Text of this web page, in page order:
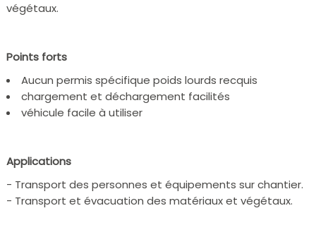
végétaux.
Points forts
Aucun permis spécifique poids lourds recquis
chargement et déchargement facilités
véhicule facile à utiliser
Applications
- Transport des personnes et équipements sur chantier.
- Transport et évacuation des matériaux et végétaux.